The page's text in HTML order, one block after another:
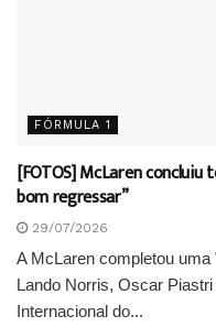
FÓRMULA 1
[FOTOS] McLaren
bom regressar”
29/07/2026
A McLaren completou
Lando Norris, Oscar
Internacional do...